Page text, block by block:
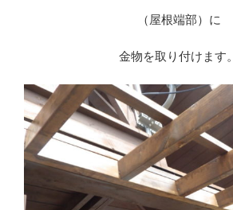
（屋根端部）に
金物を取り付けます。